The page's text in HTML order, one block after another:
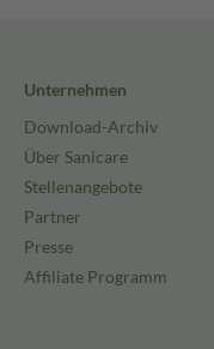
Unternehmen
Download-Archiv
Über Sanicare
Stellenangebote
Partner
Presse
Affiliate Programm